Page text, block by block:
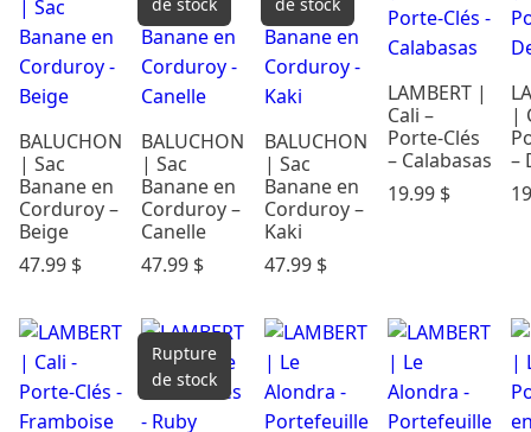
Occasions
Carte
Cadeau
Confort
Éveil & Jeux
Maternité
Mode
enfants
maison
Repas
Soins &
Bains
BALUCHON
| Sac
Banane en
Corduroy –
Beige
47.99 $
de stock
BALUCHON
| Sac
Banane en
Corduroy –
Canelle
47.99 $
de stock
BALUCHON
| Sac
Banane en
Corduroy –
Kaki
47.99 $
LAMBERT |
Cali –
Porte-Clés
– Calabasas
19.99 $
|
–
Rupture
de stock